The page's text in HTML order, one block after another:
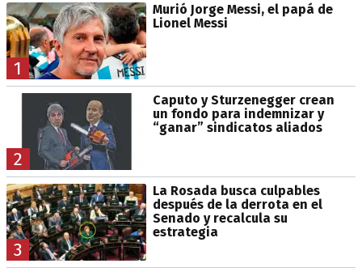
1
Murió Jorge Messi, el papá de
Lionel Messi
2
Caputo y Sturzenegger crean
un fondo para indemnizar y
“ganar” sindicatos aliados
3
La Rosada busca culpables
después de la derrota en el
Senado y recalcula su
estrategia